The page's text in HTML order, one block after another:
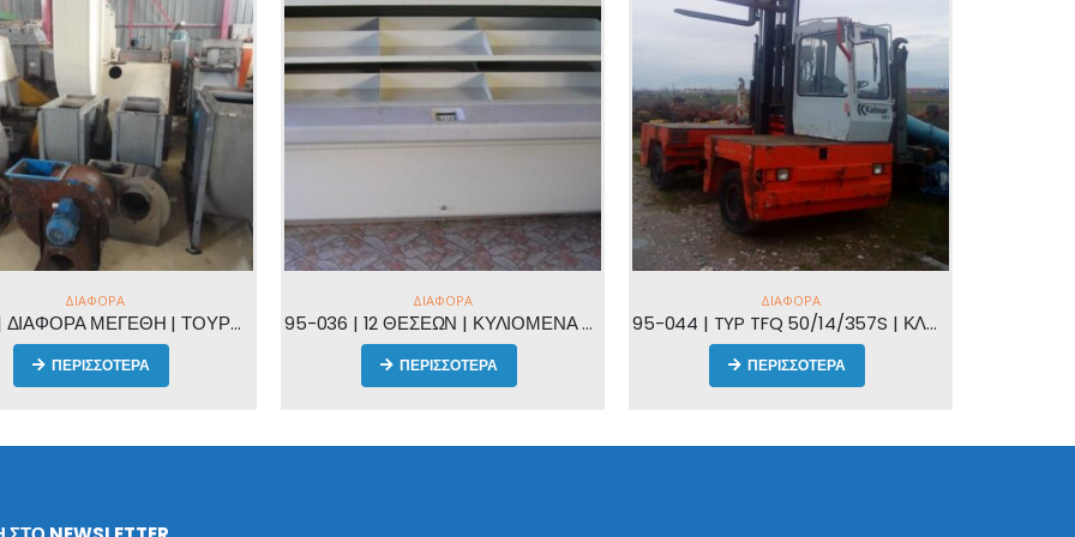
ΔΙΆΦΟΡΑ
ΠΕΡΙΣΣΟΤΕΡΑ
ΔΙΆΦΟΡΑ
95-044 | TYP TFQ 50/14/357S | ΚΛΑΡΚ KALMAR PERKINS ΥΓΡΑΕΡΙΟΥ
ΠΕΡΙΣΣΟΤΕΡΑ
ΔΙΆΦΟΡΑ
95-028 | ΜΕΙΩΤΗΡΕΣ ΓΙΑ ΑΣΑΝΣΕΡ (3 ΤΕΜΑΧΙΑ ΚΑΙΝΟΥΡΓΙΑ) | ΜΕΙΩΤΗΡΕΣ ΓΙΑ ΑΣΑΝΣΕΡ
ΠΕΡΙΣΣΟΤΕΡΑ